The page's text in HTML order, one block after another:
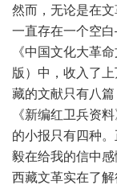
然而，无论是在
一直存在一个空
《中国文化大革
版）中，收入了
藏的文献只有八
《新编红卫兵资
的小报只有四种
毅在给我的信中
西藏文革实在了解